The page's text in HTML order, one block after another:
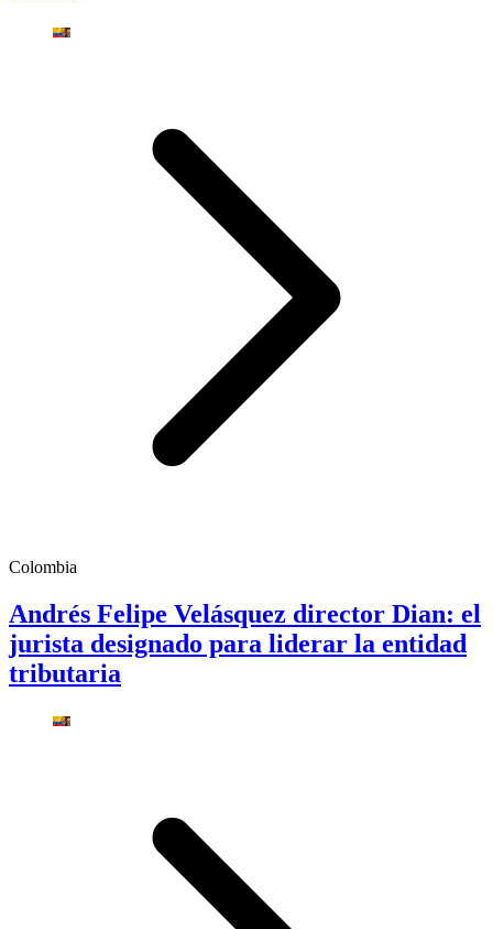
Colombia
Andrés Felipe Velásquez director Dian: el
jurista designado para liderar la entidad
tributaria